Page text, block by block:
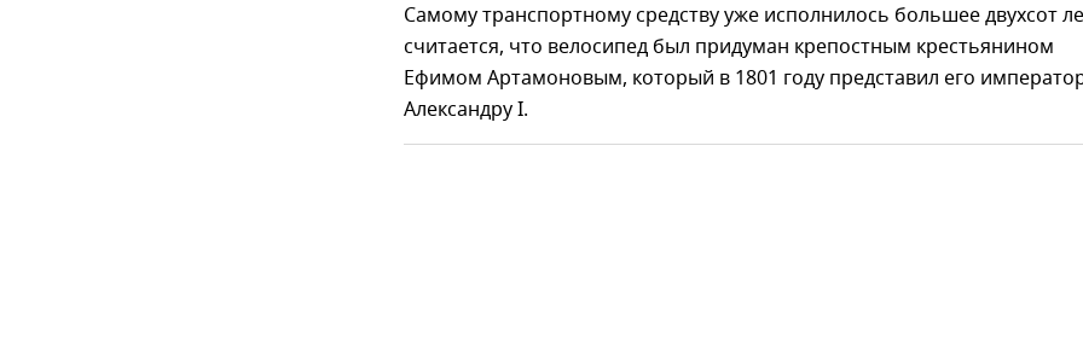
Самому транспортному средству уже исполнилось большее двухсот
считается, что велосипед был придуман крепостным крестьянином
Ефимом Артамоновым, который в 1801 году представил его
Александру I.